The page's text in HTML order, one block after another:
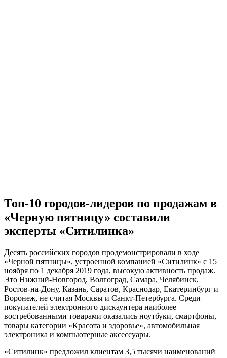
Топ-10 городов-лидеров по продажам в
«Черную пятницу» составили
эксперты «Ситилинка»
Десять российских городов продемонстрировали в ходе
«Черной пятницы», устроенной компанией «Ситилинк» с 15
ноября по 1 декабря 2019 года, высокую активность продаж.
Это Нижний-Новгород, Волгоград, Самара, Челябинск,
Ростов-на-Дону, Казань, Саратов, Краснодар, Екатеринбург и
Воронеж, не считая Москвы и Санкт-Петербурга. Среди
покупателей электронного дискаунтера наиболее
востребованными товарами оказались ноутбуки, смартфоны,
товары категории «Красота и здоровье», автомобильная
электроника и компьютерные аксессуары.
«Ситилинк» предложил клиентам 3,5 тысячи наименований